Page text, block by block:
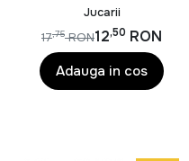
ROAD, 360 DE GRADE,
MOMKI, GALBEN
Jucarii
12,50 RON
17,75 RON
Adauga in cos